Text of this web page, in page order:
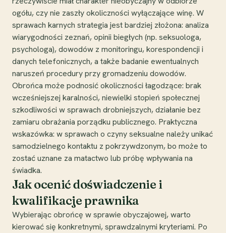
ogółu, czy nie zaszły okoliczności wyłączające winę. W
sprawach karnych strategia jest bardziej złożona: analiza
wiarygodności zeznań, opinii biegłych (np. seksuologa,
psychologa), dowodów z monitoringu, korespondencji i
danych telefonicznych, a także badanie ewentualnych
naruszeń procedury przy gromadzeniu dowodów.
Obrońca może podnosić okoliczności łagodzące: brak
wcześniejszej karalności, niewielki stopień społecznej
szkodliwości w sprawach drobniejszych, działanie bez
zamiaru obrażania porządku publicznego. Praktyczna
wskazówka: w sprawach o czyny seksualne należy unikać
samodzielnego kontaktu z pokrzywdzonym, bo może to
zostać uznane za matactwo lub próbę wpływania na
świadka.
Jak ocenić doświadczenie i
kwalifikacje prawnika
Wybierając obrońcę w sprawie obyczajowej, warto
kierować się konkretnymi, sprawdzalnymi kryteriami. Po